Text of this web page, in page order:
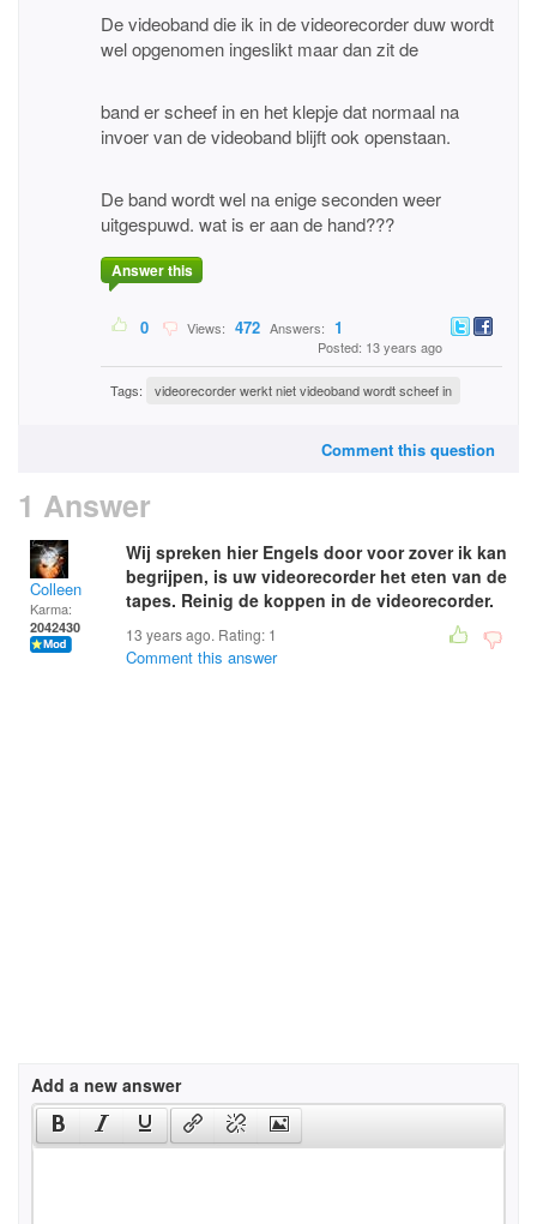
De videoband die ik in de videorecorder duw wordt
wel opgenomen ingeslikt maar dan zit de
band er scheef in en het klepje dat normaal na
invoer van de videoband blijft ook openstaan.
De band wordt wel na enige seconden weer
uitgespuwd. wat is er aan de hand???
Answer this
0 Views: 472 Answers: 1
Posted: 13 years ago
Tags: videorecorder werkt niet videoband wordt scheef in
Comment this question
1 Answer
Colleen
Karma:
2042430
Wij spreken hier Engels door voor zover ik kan
begrijpen, is uw videorecorder het eten van de
tapes. Reinig de koppen in de videorecorder.
13 years ago. Rating: 1
Comment this answer
Add a new answer